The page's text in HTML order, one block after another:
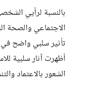
بالنسبة لرأيي
الاجتماعي والصحة
تأثير سلبي واضح في
أظهرت آثار سلبية
الشعور بالاعتماد